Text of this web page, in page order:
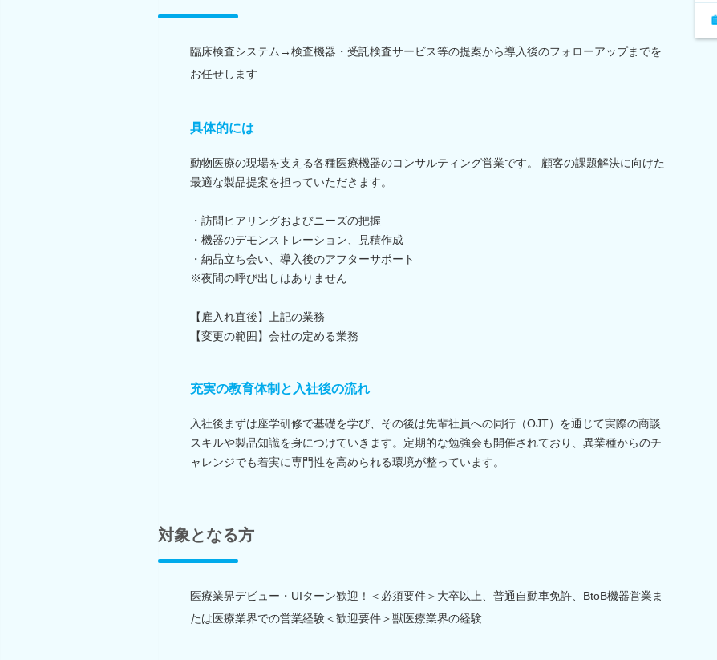
臨床検査システム→検査機器・受託検査サービス等の提案から導入後のフォローアップまでを
お任せします
具体的には
動物医療の現場を支える各種医療機器のコンサルティング営業です。 顧客の課題解決に向けた
最適な製品提案を担っていただきます。
・訪問ヒアリングおよびニーズの把握
・機器のデモンストレーション、見積作成
・納品立ち会い、導入後のアフターサポート
※夜間の呼び出しはありません
【雇入れ直後】上記の業務
【変更の範囲】会社の定める業務
充実の教育体制と入社後の流れ
入社後まずは座学研修で基礎を学び、その後は先輩社員への同行（OJT）を通じて実際の商談
スキルや製品知識を身につけていきます。定期的な勉強会も開催されており、異業種からのチ
ャレンジでも着実に専門性を高められる環境が整っています。
対象となる方
医療業界デビュー・UIターン歓迎！＜必須要件＞大卒以上、普通自動車免許、BtoB機器営業ま
たは医療業界での営業経験＜歓迎要件＞獣医療業界の経験